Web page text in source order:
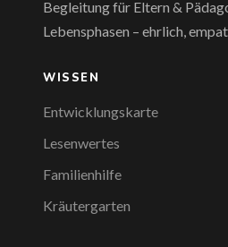
Begleitung für Eltern &
Lebensphasen – ehrlich,
WISSEN
Entwicklungskarte
Lesenwertes
Familienhilfe
Kräutergarten